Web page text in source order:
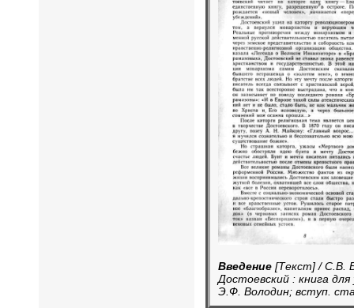
Введение [Текст] / С.В.
Достоевский : книга
Э.Ф. Володин; вступ.